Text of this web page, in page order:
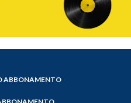
ABBONAMENTO